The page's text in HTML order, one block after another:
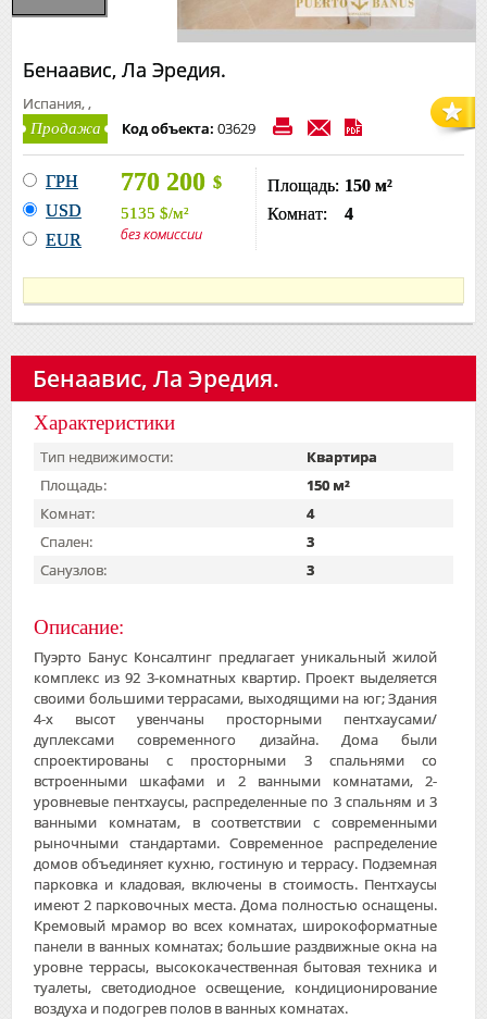
Бенаавис, Ла Эредия.
Испания, ,
Продажа Код объекта: 03629
ГРН
USD
EUR
770 200 $
5135 $/м²
без комиссии
Площадь: 150 м²
Комнат:
4
Бенаавис, Ла Эредия.
Характеристики
Тип недвижимости:
Квартира
Площадь:
150 м²
Комнат:
4
Спален:
3
Санузлов:
3
Описание:
Пуэрто Банус Консалтинг предлагает уникальный жилой
комплекс из 92 3-комнатных квартир. Проект выделяется
своими большими террасами, выходящими на юг; Здания
4-х высот увенчаны просторными пентхаусами/
дуплексами современного дизайна. Дома были
спроектированы с просторными 3 спальнями со
встроенными шкафами и 2 ванными комнатами, 2-
уровневые пентхаусы, распределенные по 3 спальням и 3
ванными комнатам, в соответствии с современными
рыночными стандартами. Современное распределение
домов объединяет кухню, гостиную и террасу. Подземная
парковка и кладовая, включены в стоимость. Пентхаусы
имеют 2 парковочных места. Дома полностью оснащены.
Кремовый мрамор во всех комнатах, широкоформатные
панели в ванных комнатах; большие раздвижные окна на
уровне террасы, высококачественная бытовая техника и
туалеты, светодиодное освещение, кондиционирование
воздуха и подогрев полов в ванных комнатах.